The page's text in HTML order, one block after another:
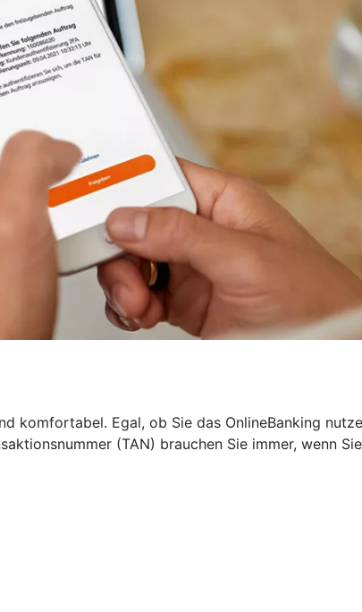
komfortabel. Egal, ob Sie das OnlineBanking
(TAN) brauchen Sie immer, wenn